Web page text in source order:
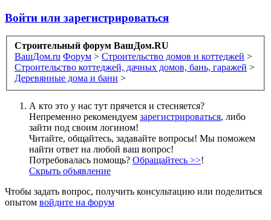
Войти или зарегистрироваться
Строительный форум ВашДом.RU
ВашДом.ru Форум > Строительство домов и коттеджей >
Строительство коттеджей, дачных домов, бань, гаражей >
Деревянные дома и бани >
А кто это у нас тут прячется и стесняется?
Непременно рекомендуем зарегистрироваться, либо
зайти под своим логином!
Читайте, общайтесь, задавайте вопросы! Мы поможем
найти ответ на любой ваш вопрос!
Потребовалась помощь? Обращайтесь >>!
Скрыть объявление
Чтобы задать вопрос, получить консультацию или поделиться
опытом войдите на форум